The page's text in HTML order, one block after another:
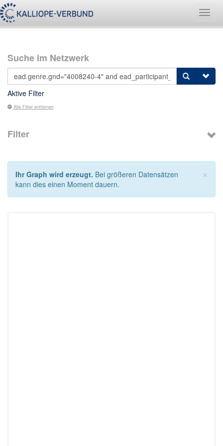
Suche im Netzwerk
Aktive Filter
Alle Filter entfernen
Filter
×
Ihr Graph wird erzeugt. Bei größeren Datensätzen
kann dies einen Moment dauern.